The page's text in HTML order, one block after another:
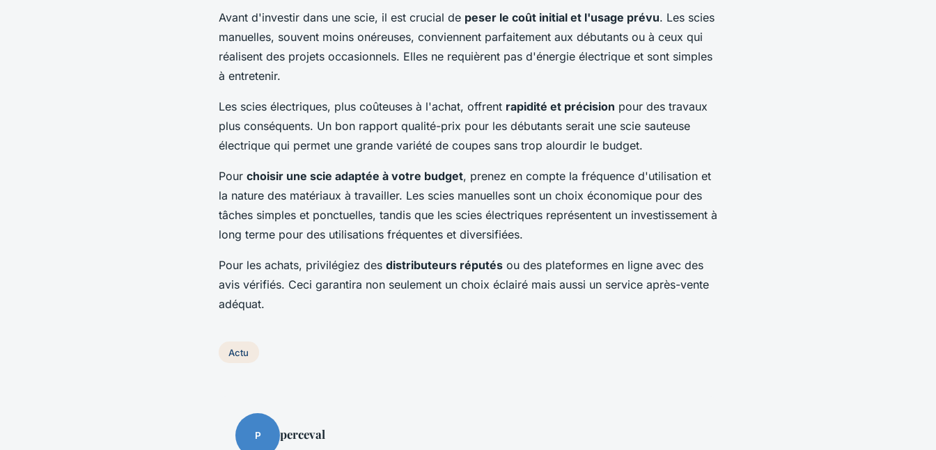
Avant d'investir dans une scie, il est crucial de peser le coût initial et l'usage prévu. Les scies
manuelles, souvent moins onéreuses, conviennent parfaitement aux débutants ou à ceux qui
réalisent des projets occasionnels. Elles ne requièrent pas d'énergie électrique et sont simples
à entretenir.
Les scies électriques, plus coûteuses à l'achat, offrent rapidité et précision pour des travaux
plus conséquents. Un bon rapport qualité-prix pour les débutants serait une scie sauteuse
électrique qui permet une grande variété de coupes sans trop alourdir le budget.
Pour choisir une scie adaptée à votre budget, prenez en compte la fréquence d'utilisation et
la nature des matériaux à travailler. Les scies manuelles sont un choix économique pour des
tâches simples et ponctuelles, tandis que les scies électriques représentent un investissement à
long terme pour des utilisations fréquentes et diversifiées.
Pour les achats, privilégiez des distributeurs réputés ou des plateformes en ligne avec des
avis vérifiés. Ceci garantira non seulement un choix éclairé mais aussi un service après-vente
adéquat.
Actu
P perceval